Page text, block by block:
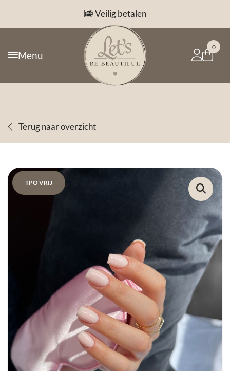
Veilig betalen
Menu
0
Terug naar overzicht
TPO VRIJ